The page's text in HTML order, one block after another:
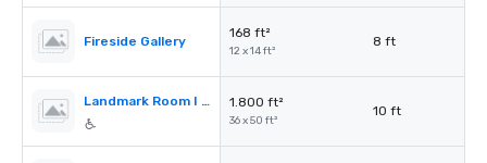
Fireside Gallery
168 ft²
12 x 14 ft²
8 ft
Landmark Room I & II 1.800 ft²
36 x 50 ft²
10 ft